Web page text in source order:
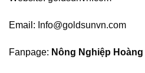
Email: Info@goldsunvn.com
Fanpage: Nông Nghiệp Hoàng